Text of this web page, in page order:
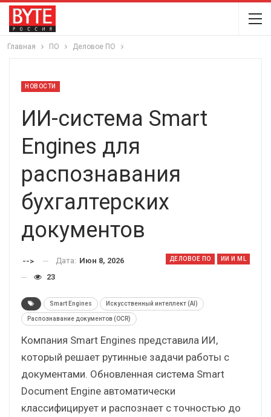
Главная ПО Деловое ПО
НОВОСТИ
ИИ-система Smart
Engines для
распознавания
бухгалтерских
документов
ДЕЛОВОЕ ПО ИИ И ML
--> Дата: Июн 8, 2026
23
Smart Engines Искусственный интеллект (AI)
Распознавание документов (OCR)
Компания Smart Engines представила ИИ,
который решает рутинные задачи работы с
документами. Обновленная система Smart
Document Engine автоматически
классифицирует и распознает с точностью до